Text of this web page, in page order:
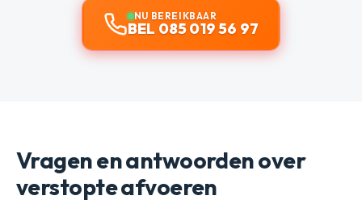
NU BEREIKBAAR
BEL 085 019 56 97
Vragen en antwoorden over
verstopte afvoeren